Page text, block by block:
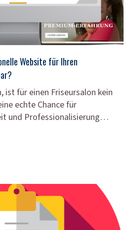
Website für Ihren
ist für einen Friseursalon kein
echte Chance für
und Professionalisierung…